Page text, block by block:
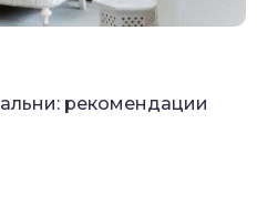
рекомендации